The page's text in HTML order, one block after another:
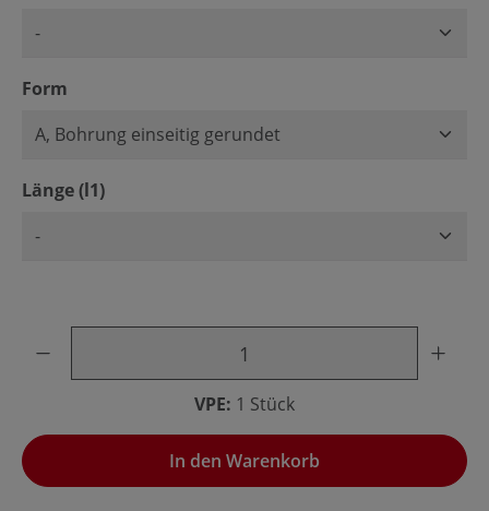
Form
Länge (l1)auswählen
VPE: 1 Stück
In den Warenkorb